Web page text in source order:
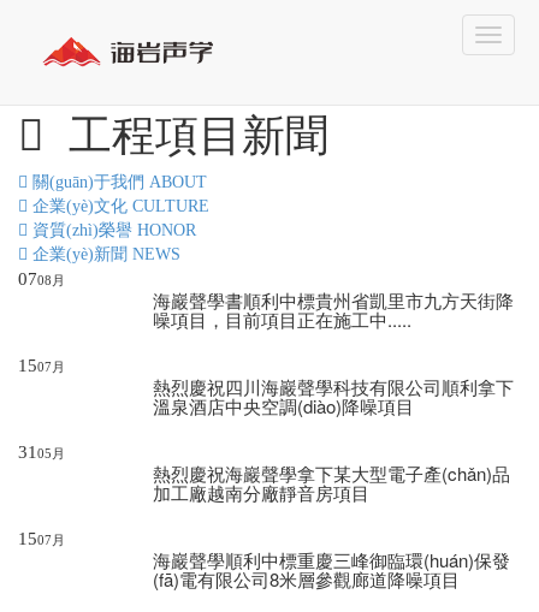
工程項目新聞
關(guān)于我們 ABOUT
企業(yè)文化 CULTURE
資質(zhì)榮譽 HONOR
企業(yè)新聞 NEWS
0708月
海巖聲學書順利中標貴州省凱里市九方天街降
噪項目，目前項目正在施工中.....
1507月
熱烈慶祝四川海巖聲學科技有限公司順利拿下
溫泉酒店中央空調(diào)降噪項目
31 05月
熱烈慶祝海巖聲學拿下某大型電子產(chǎn)品
加工廠越南分廠靜音房項目
1507月
海巖聲學順利中標重慶三峰御臨環(huán)保發
(fā)電有限公司8米層參觀廊道降噪項目